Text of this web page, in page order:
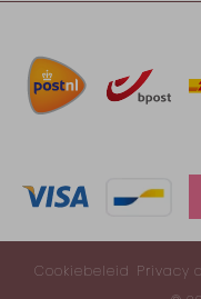
Cookiebeleid Privacy